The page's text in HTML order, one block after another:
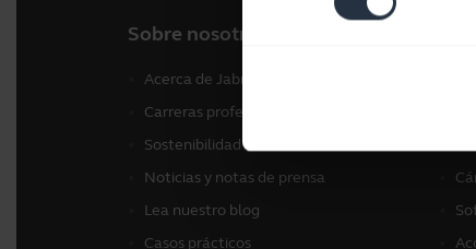
Sobre nosotros
Acerca de Jabra
Carreras profesionales
Sostenibilidad
Noticias y notas de prensa
Lea nuestro blog
Casos prácticos